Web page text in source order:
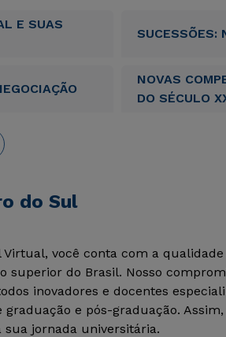
E SUAS
SUCESSÕES:
NOVAS
DO SÉCULO
do Sul
você conta com a
superior do Brasil. Nosso
inovadores e docentes
e pós-graduação.
jornada universitária.